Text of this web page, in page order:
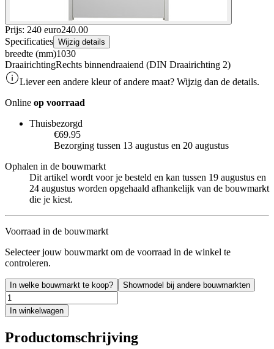
Prijs: 240 euro240.00
Specificaties Wijzig details
breedte (mm)1030
DraairichtingRechts binnendraaiend (DIN Draairichting 2)
Liever een andere kleur of andere maat? Wijzig dan de details.
Online op voorraad
Thuisbezorgd
€69.95
Bezorging tussen 13 augustus en 20 augustus
Ophalen in de bouwmarkt
Dit artikel wordt voor je besteld en kan tussen 19 augustus en
24 augustus worden opgehaald afhankelijk van de bouwmarkt
die je kiest.
Voorraad in de bouwmarkt
Selecteer jouw bouwmarkt om de voorraad in de winkel te
controleren.
In welke bouwmarkt te koop? Showmodel bij andere bouwmarkten
In winkelwagen
Productomschrijving